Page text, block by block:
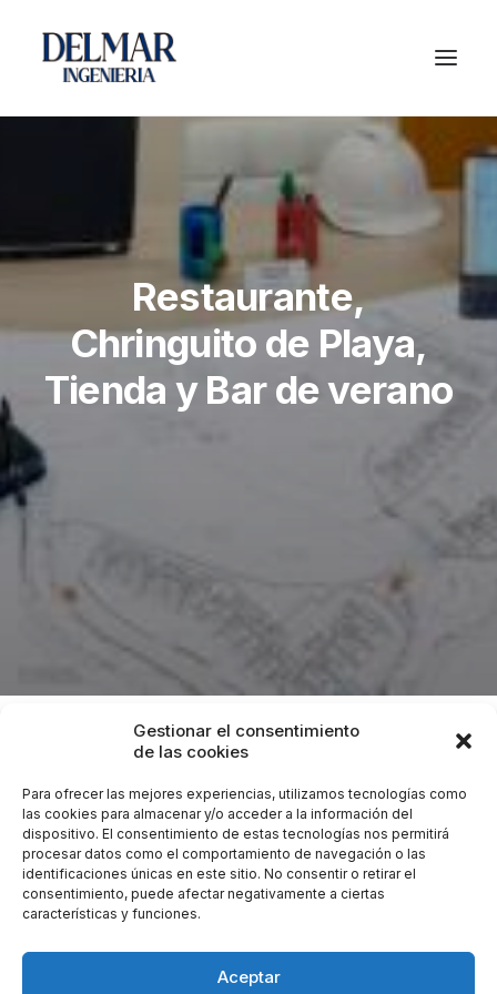
Gestionar el consentimiento
de las cookies
Para ofrecer las mejores experiencias, utilizamos tecnologías como
las cookies para almacenar y/o acceder a la información del
dispositivo. El consentimiento de estas tecnologías nos permitirá
procesar datos como el comportamiento de navegación o las
identificaciones únicas en este sitio. No consentir o retirar el
consentimiento, puede afectar negativamente a ciertas
características y funciones.
Aceptar
Restaurante,
Chringuito de Playa,
Tienda y Bar de verano
: Proyecto de instalaciones para la apertura
Chringuito de Playa, Tienda y Bar de verano.
Lugar:Urbanización Linda Vista. San Pedro Alcántara,
Marbella (Málaga).
Cliente:Motonáutica Costa del Sol, S.L.
Encargo:Proyecto de Instalaciones y Dirección de
Obras.